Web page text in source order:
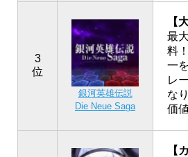
3
位
銀河英雄伝説
Die Neue Saga
【
最
料
一
レ
な
価
【